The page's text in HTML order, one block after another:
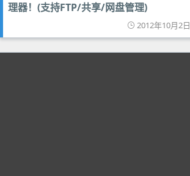
理器！(支持FTP/共享/网盘管理)
2012年10月2日